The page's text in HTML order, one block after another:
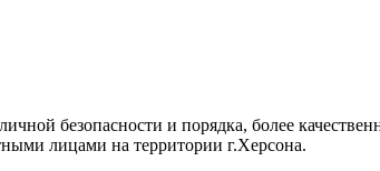
безопасности и порядка, более
лицами на территории г.Херсона.